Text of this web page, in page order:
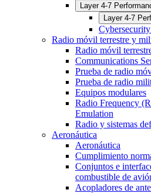
Layer 4-7
Layer 4-7
Radio móvil terrestre y
Radio móvil
Communications
Prueba de radio
Prueba de radio
Equipos modulares
Radio Frequency
Emulation
Radio y sistemas
Aeronáutica
Aeronáutica
Cumplimiento
Conjuntos e
combustible de
Acopladores de